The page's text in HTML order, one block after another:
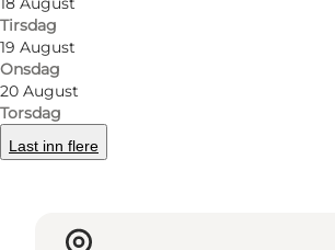
Tirsdag
19 August
Onsdag
20 August
Torsdag
Last inn flere